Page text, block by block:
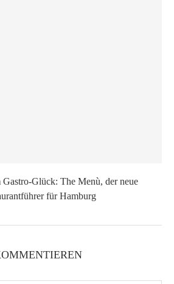
Gastro-Glück: The Menù, der neue
für Hamburg